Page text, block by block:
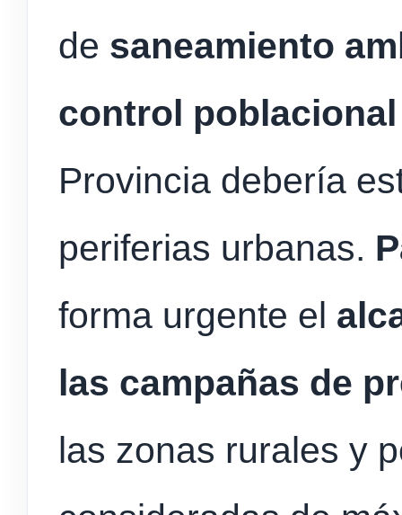
de saneamiento
control
Provincia debería
periferias urbanas.
forma urgente el
las campañas de
las zonas rurales y